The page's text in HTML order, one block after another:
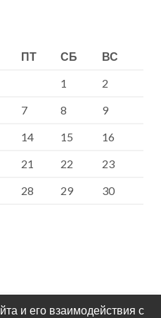
ПТ СБ
ВС
1
2
7 8
9
14 15
16
21 22
23
28 29
30
и его взаимодействия с